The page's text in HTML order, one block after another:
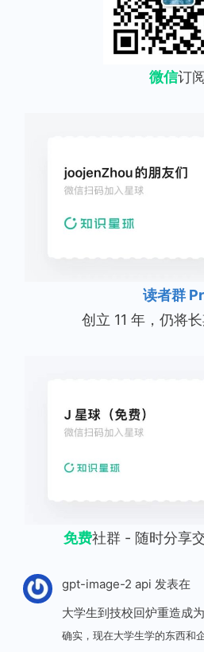
微信订
读者群
创立 11 年，仍将
免费社群 - 随时分享
gpt-image-2 api 发表在
大学生到技校回炉重造成
确实，现在大学生学的东西和